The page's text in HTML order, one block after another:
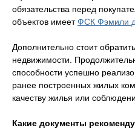
обязательства перед
объектов имеетФСК Фэмили
Дополнительно стоит
недвижимости.
способности успешно
ранее построенных жилых
качеству жилья или
Какие документы